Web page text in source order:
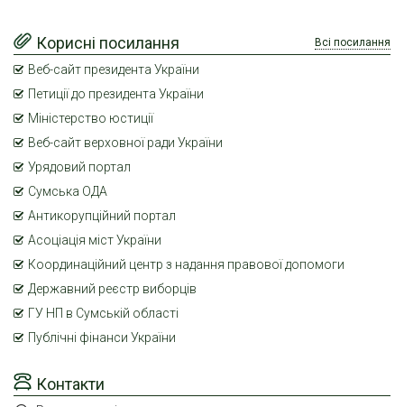
Контакти
Корисні посилання Всі посилання
Веб-сайт президента України
Петиції до президента України
Міністерство юстиції
Веб-сайт верховної ради України
Урядовий портал
Сумська ОДА
Антикорупційний портал
Асоціація міст України
Координаційний центр з надання правової допомоги
Державний реєстр виборців
ГУ НП в Сумській області
Публічні фінанси України